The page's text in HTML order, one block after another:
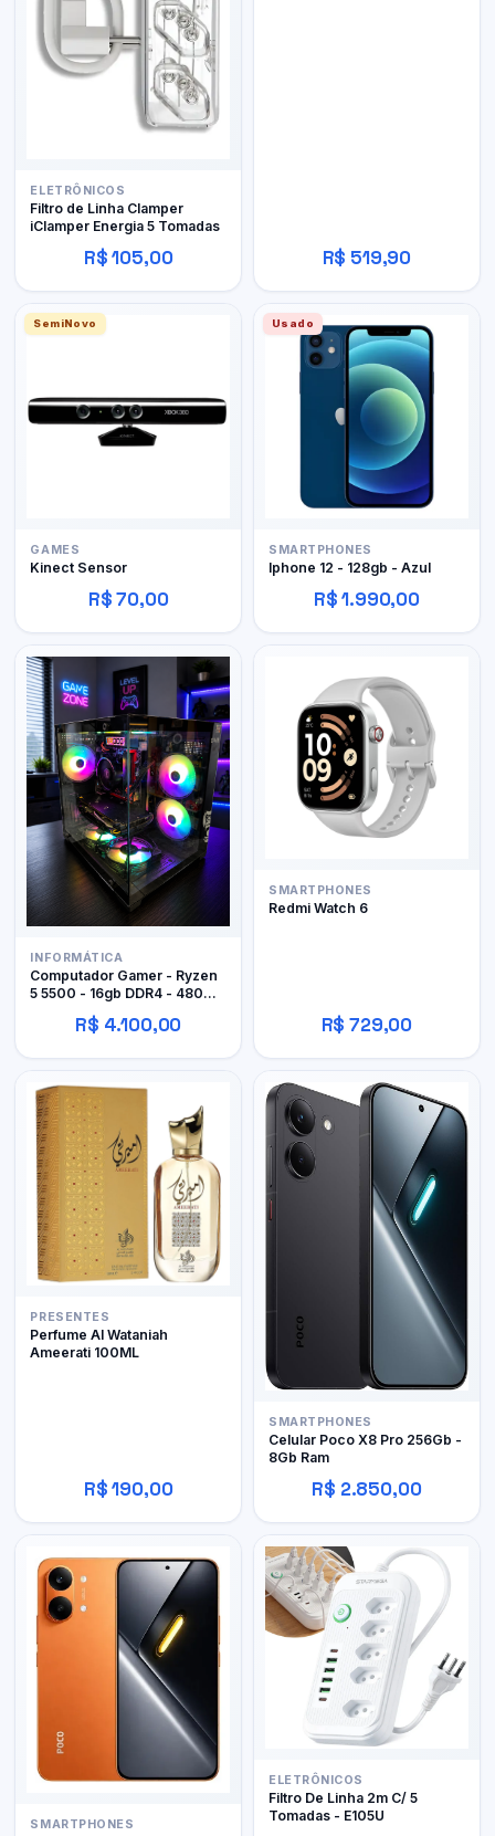
ELETRÔNICOS
Filtro de Linha Clamper
iClamper Energia 5 Tomadas
R$ 105,00 R$ 519,90
SemiNovo
GAMES
Kinect Sensor
R$ 70,00
Usado
SMARTPHONES
Iphone 12 - 128gb - Azul
R$ 1.990,00
INFORMÁTICA
Computador Gamer - Ryzen
5 5500 - 16gb DDR4 - 480GB
SSD - RX 480 4gb
R$ 4.100,00
SMARTPHONES
Redmi Watch 6
R$ 729,00
PRESENTES
Perfume Al Wataniah
Ameerati 100ML
R$ 190,00
SMARTPHONES
Celular Poco X8 Pro 256Gb -
8Gb Ram
R$ 2.850,00
SMARTPHONES
ELETRÔNICOS
Filtro De Linha 2m C/ 5
Tomadas - E105U